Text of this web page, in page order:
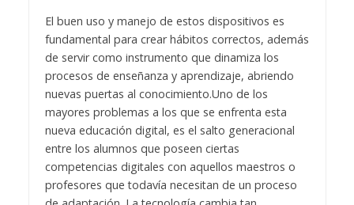
El buen uso y manejo de estos dispositivos es
fundamental para crear hábitos correctos, además
de servir como instrumento que dinamiza los
procesos de enseñanza y aprendizaje, abriendo
nuevas puertas al conocimiento.Uno de los
mayores problemas a los que se enfrenta esta
nueva educación digital, es el salto generacional
entre los alumnos que poseen ciertas
competencias digitales con aquellos maestros o
profesores que todavía necesitan de un proceso